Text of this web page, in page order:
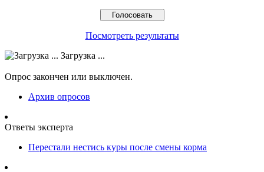
Посмотреть результаты
Загрузка ...
Опрос закончен или выключен.
Архив опросов
Ответы эксперта
Перестали нестись куры после смены корма